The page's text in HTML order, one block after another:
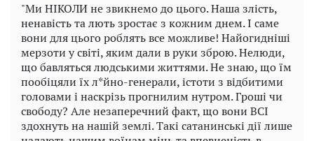
"Ми НІКОЛИ не звикнемо до цього. Наша злість,
ненавість та лють зростає з кожним днем. І саме
вони для цього роблять все можливе! Найогидніші
мерзоти у світі, яким дали в руки зброю. Нелюди,
що бавляться людськими життями. Не знаю, що їм
пообіцяли їх л*йно-генерали, істоти з відбитими
головами і наскрізь прогнилим нутром. Гроші чи
свободу? Але незаперечний факт, що вони ВСІ
здохнуть на нашій землі. Такі сатанинські дії лише